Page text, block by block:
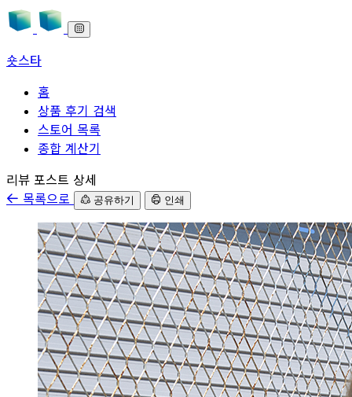
숏스타
홈
상품 후기 검색
스토어 목록
종합 계산기
본문으로 바로가기
리뷰 포스트 상세
목록으로
공유하기 인쇄